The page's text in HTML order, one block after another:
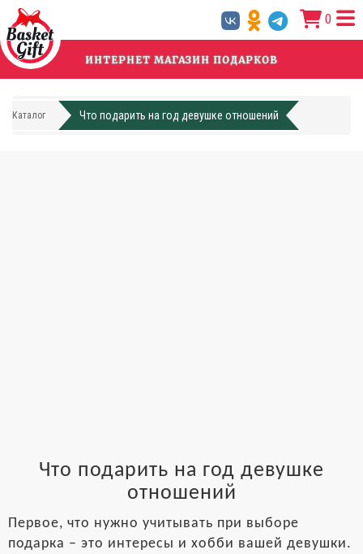
Перейти
основному
содержанию
0
ИНТЕРНЕТ МАГАЗИН ПОДАРКОВ
Каталог Что подарить на год девушке отношений
Что подарить на год девушке
отношений
Первое, что нужно учитывать при выборе
подарка – это интересы и хобби вашей девушки.